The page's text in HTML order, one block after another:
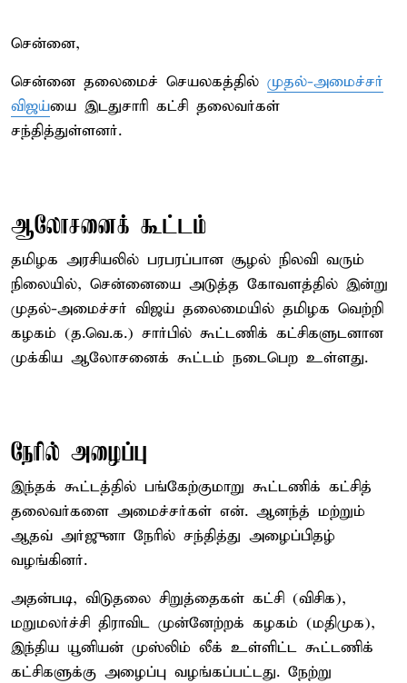
சென்னை,
சென்னை தலைமைச் செயலகத்தில் முதல்-அமைச்சர்
விஜய்யை இடதுசாரி கட்சி தலைவர்கள்
சந்தித்துள்ளனர்.
ஆலோசனைக் கூட்டம்
தமிழக அரசியலில் பரபரப்பான சூழல் நிலவி வரும்
நிலையில், சென்னையை அடுத்த கோவளத்தில் இன்று
முதல்-அமைச்சர் விஜய் தலைமையில் தமிழக வெற்றி
கழகம் (த.வெ.க.) சார்பில் கூட்டணிக் கட்சிகளுடனான
முக்கிய ஆலோசனைக் கூட்டம் நடைபெற உள்ளது.
நேரில் அழைப்பு
இந்தக் கூட்டத்தில் பங்கேற்குமாறு கூட்டணிக் கட்சித்
தலைவர்களை அமைச்சர்கள் என். ஆனந்த் மற்றும்
ஆதவ் அர்ஜுனா நேரில் சந்தித்து அழைப்பிதழ்
வழங்கினர்.
அதன்படி, விடுதலை சிறுத்தைகள் கட்சி (விசிக),
மறுமலர்ச்சி திராவிட முன்னேற்றக் கழகம் (மதிமுக),
இந்திய யூனியன் முஸ்லிம் லீக் உள்ளிட்ட கூட்டணிக்
கட்சிகளுக்கு அழைப்பு வழங்கப்பட்டது. நேற்று